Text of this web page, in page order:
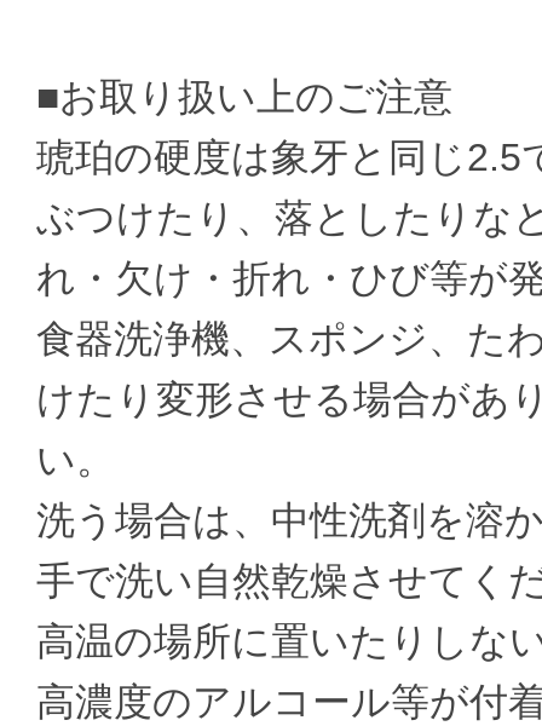
■お取り扱い上のご注意
琥珀の硬度は象牙と同じ
ぶつけたり、落としたりな
れ・欠け・折れ・ひび等が
食器洗浄機、スポンジ、た
けたり変形させる場合があ
い。
洗う場合は、中性洗剤を溶
手で洗い自然乾燥させてく
高温の場所に置いたりしな
高濃度のアルコール等が付